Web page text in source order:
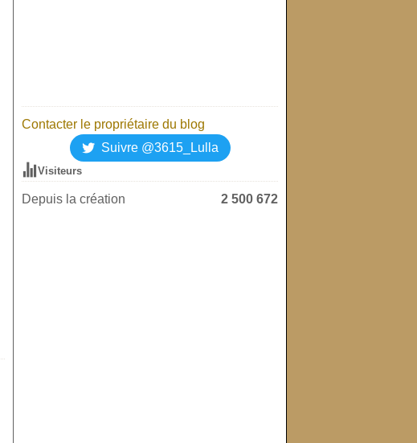
Contacter le propriétaire du blog
Suivre @3615_Lulla
Visiteurs
Depuis la création 2 500 672